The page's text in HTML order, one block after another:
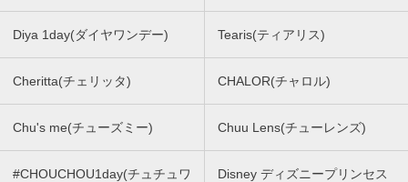
Diya 1day(ダイヤワンデー) Tearis(ティアリス)
Cheritta(チェリッタ) CHALOR(チャロル)
Chu's me(チューズミー) Chuu Lens(チューレンズ)
#CHOUCHOU1day(チュチュワ
Disney ディズニープリンセス